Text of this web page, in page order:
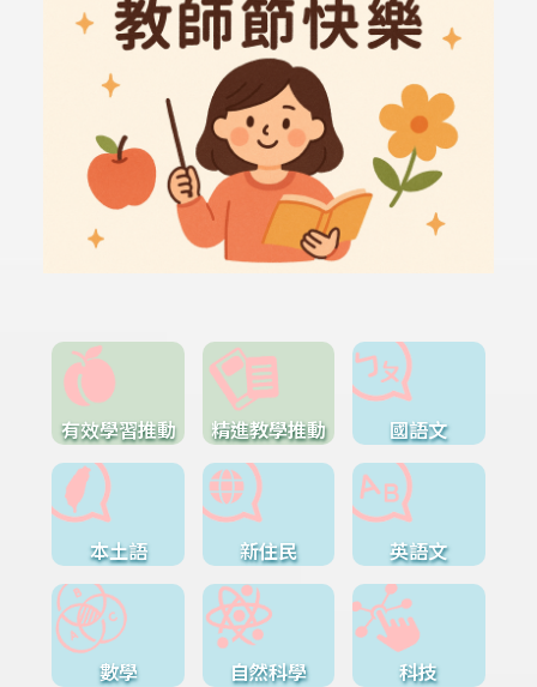
有效學習推動 精進教學推動 國語文
本土語 新住民 英語文
數學 自然科學 科技